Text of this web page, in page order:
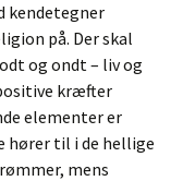
kendetegner
på. Der skal
og ondt – liv og
kræfter
elementer er
hører til i de hellige
mens